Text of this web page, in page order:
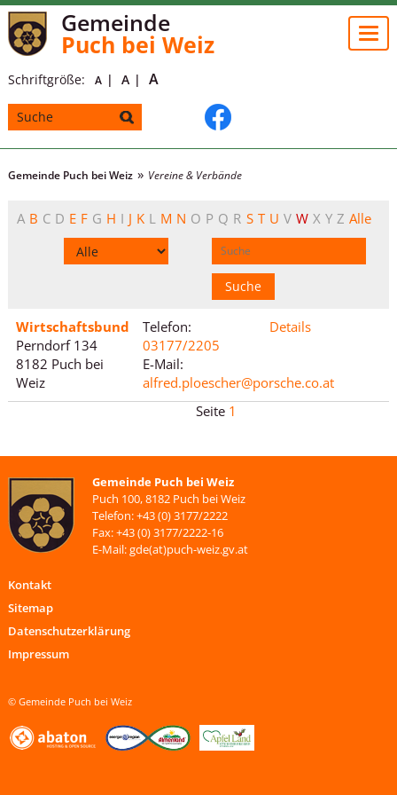
Gemeinde
Puch bei Weiz
Schriftgröße: A A A
Gemeinde Puch bei Weiz Vereine & Verbände
A B C D E F G H I J K L M N O P Q R S T U V W X Y Z Alle
Wirtschaftsbund
Perndorf 134
8182 Puch bei
Weiz
Telefon:
03177/2205
E-Mail:
alfred.ploescher@porsche.co.at
Details
1
Gemeinde Puch bei Weiz
Puch 100, 8182 Puch bei Weiz
Telefon: +43 (0) 3177/2222
Fax: +43 (0) 3177/2222-16
E-Mail: gde(at)puch-weiz.gv.at
Kontakt
Sitemap
Datenschutzerklärung
Impressum
© Gemeinde Puch bei Weiz